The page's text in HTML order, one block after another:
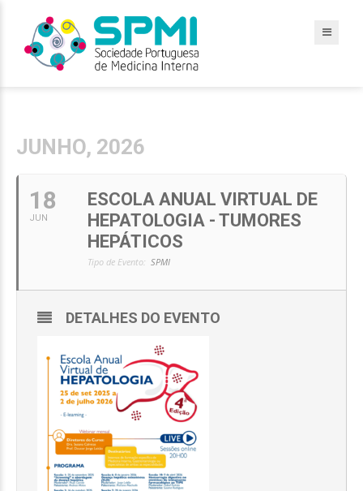
JUNHO, 2026
18
JUN
ESCOLA ANUAL VIRTUAL DE
HEPATOLOGIA - TUMORES
HEPÁTICOS
Tipo de Evento: SPMI
DETALHES DO EVENTO